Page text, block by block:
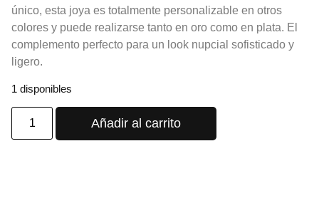
único, esta joya es totalmente personalizable en otros
colores y puede realizarse tanto en oro como en plata. El
complemento perfecto para un look nupcial sofisticado y
ligero.
1 disponibles
Añadir al carrito